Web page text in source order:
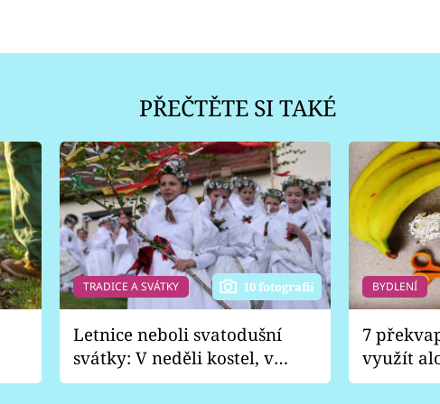
PŘEČTĚTE SI TAKÉ
TRADICE A SVÁTKY 10 fotografií
Letnice neboli svatodušní
svátky: V neděli kostel, v
pondělí zábava
BYDLENÍ
7
využít